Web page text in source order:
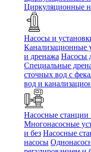
Циркуляционные
Насосы и
Канализационные
и дренажа Насосы
Специальные
сточных вод c
вод и
Насосные станции
Многонасосные
и без Насосные
насосы